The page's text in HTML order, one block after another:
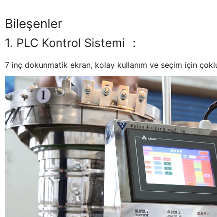
Bileşenler
1. PLC Kontrol Sistemi ：
7 inç dokunmatik ekran, kolay kullanım ve seçim için